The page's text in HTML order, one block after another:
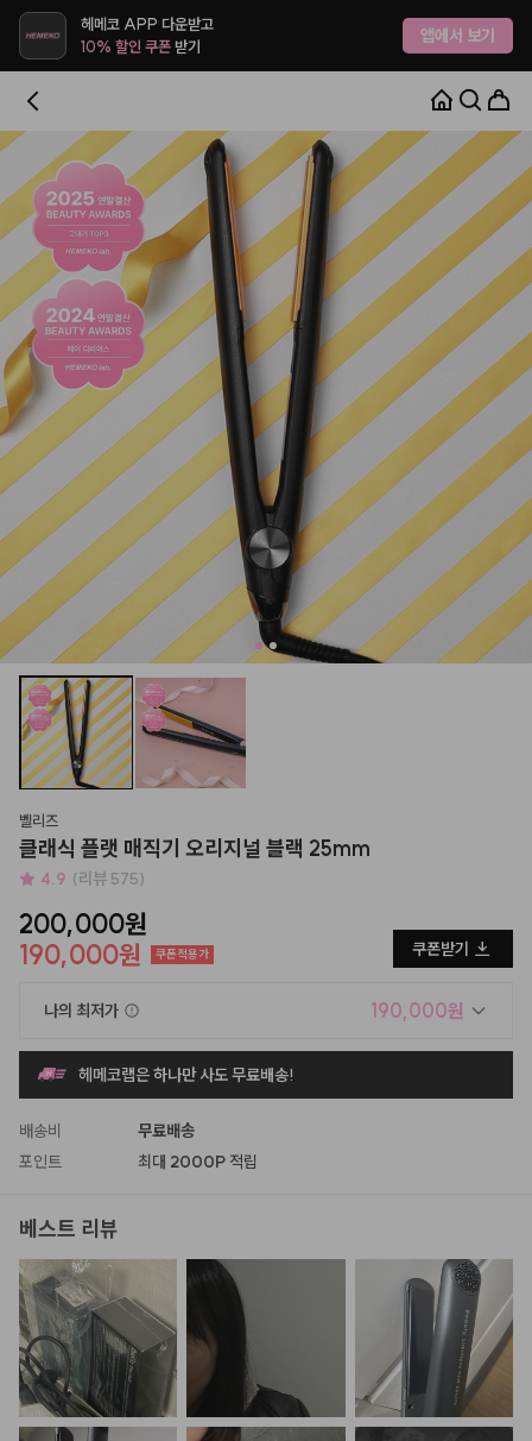
헤메코 APP 다운받고
10% 할인 쿠폰받기 앱에서 보기
벨리즈
클래식 플랫 매직기 오리지널 블랙 25mm
4.9 (리뷰 575)
200,000원
190,000원
쿠폰적용가 쿠폰받기
나의 최저가 190,000원
헤메코랩은 하나만 사도 무료배송!
배송비
무료배송
포인트
최대 2000P 적립
베스트 리뷰